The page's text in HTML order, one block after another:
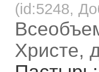
(id:5248,
Христе,